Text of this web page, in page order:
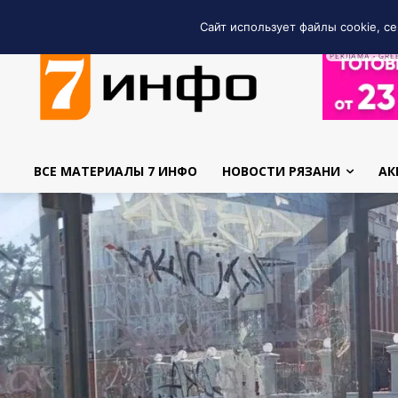
РЕКЛАМА •
ВСЕ МАТЕРИАЛЫ 7 ИНФО НОВОСТИ РЯЗАНИ
Сайт использует файлы cookie,